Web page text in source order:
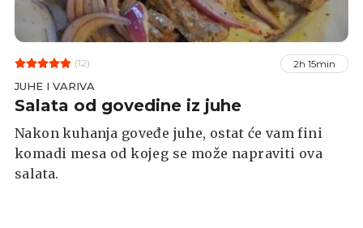
(12) 2h 15min
JUHE I VARIVA
Salata od govedine iz juhe
Nakon kuhanja goveđe juhe, ostat će vam fini
komadi mesa od kojeg se može napraviti ova
salata.